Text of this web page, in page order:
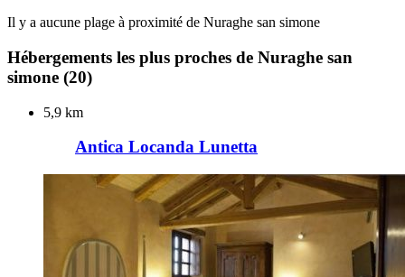
Il y a aucune plage à proximité de Nuraghe san simone
Hébergements les plus proches de Nuraghe san
simone (20)
5,9 km
Antica Locanda Lunetta